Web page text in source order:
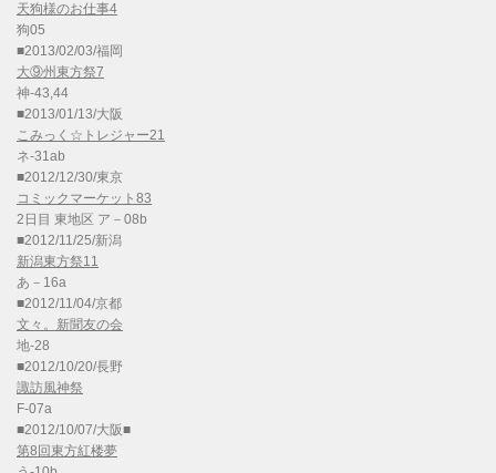
天狗様のお仕事4
狗05
■2013/02/03/福岡
大⑨州東方祭7
神-43,44
■2013/01/13/大阪
こみっく☆トレジャー21
ネ-31ab
■2012/12/30/東京
コミックマーケット83
2日目 東地区 ア－08b
■2012/11/25/新潟
新潟東方祭11
あ－16a
■2012/11/04/京都
文々。新聞友の会
地-28
■2012/10/20/長野
諏訪風神祭
F-07a
■2012/10/07/大阪■
第8回東方紅楼夢